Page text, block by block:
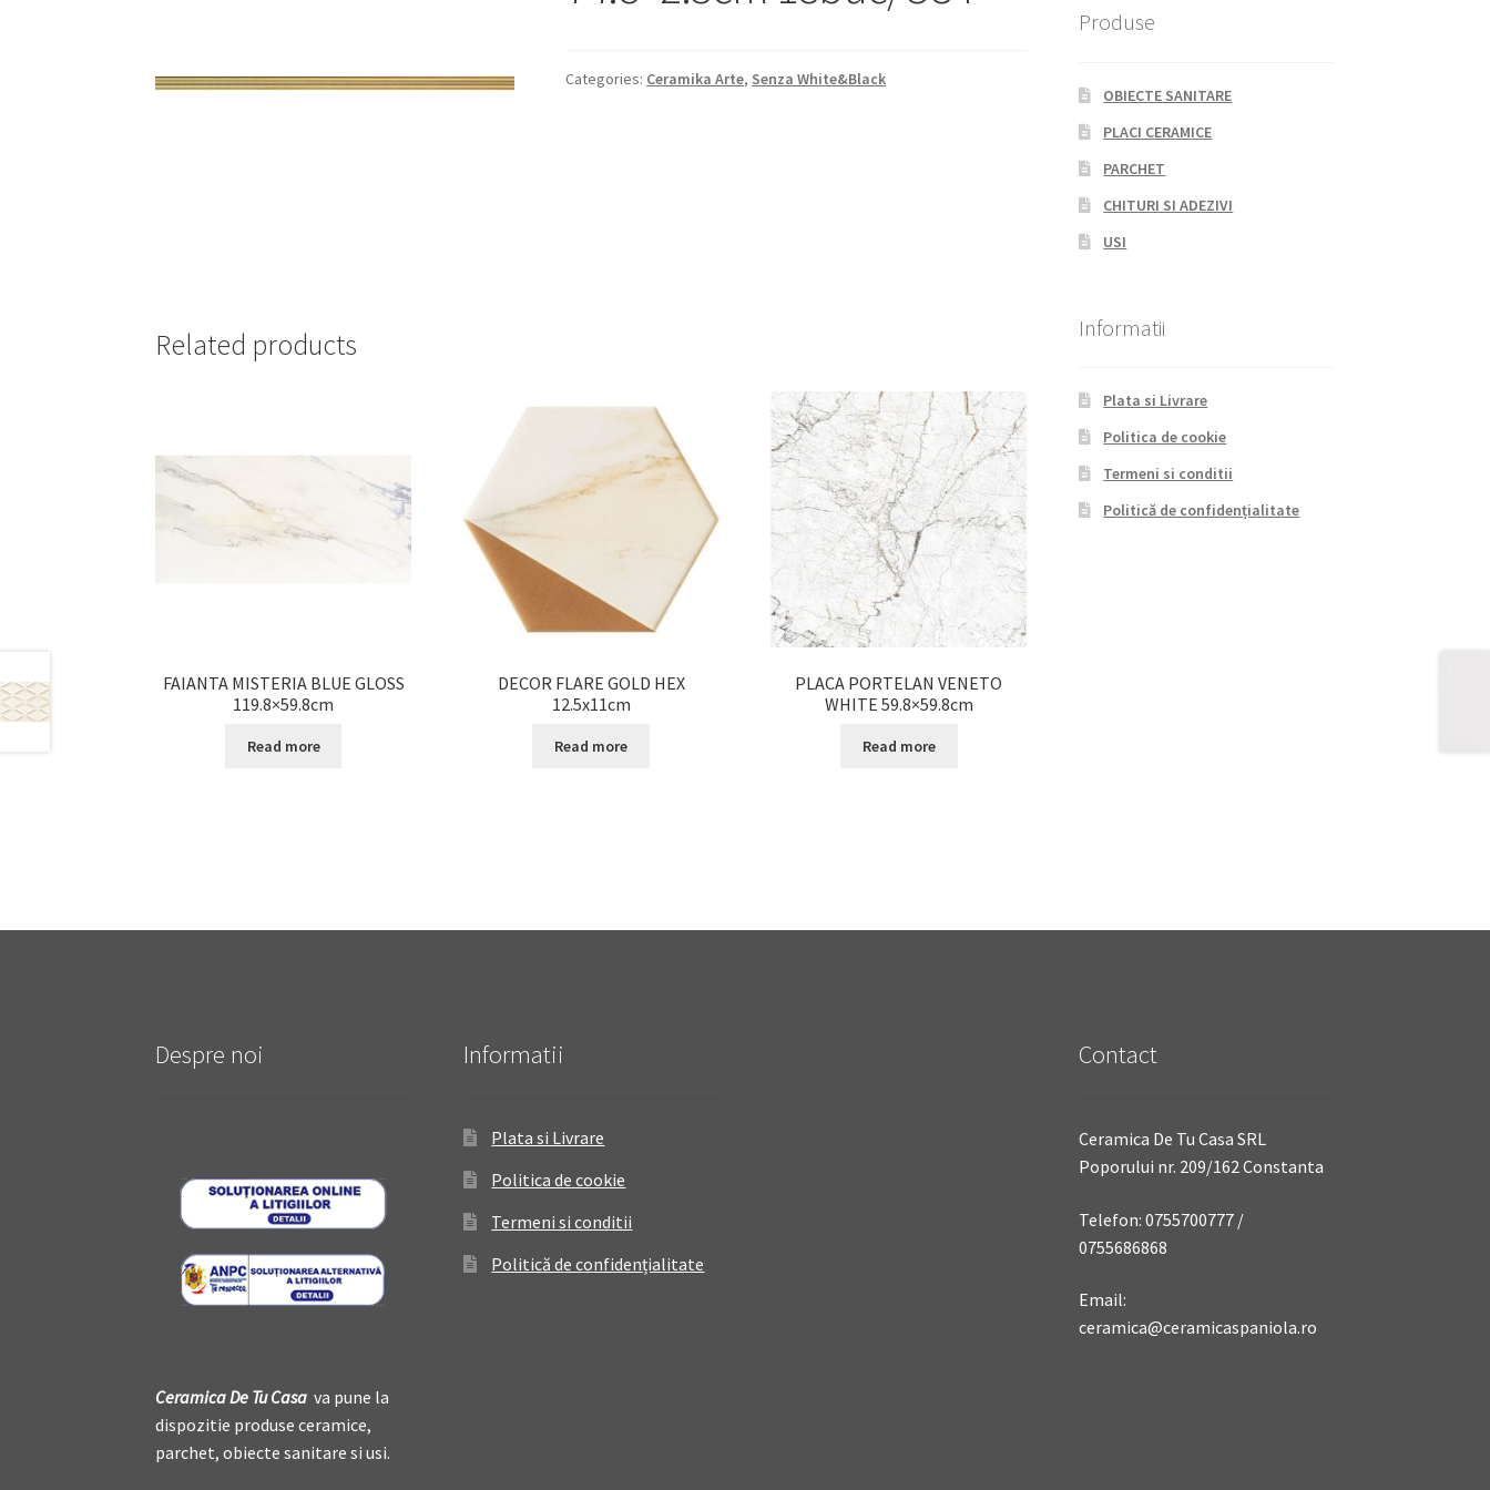
Categories: Ceramika Arte, Senza White&Black
Related products
FAIANTA MISTERIA BLUE GLOSS
119.8×59.8cm
Read more
DECOR FLARE GOLD HEX
12.5x11cm
Read more
PLACA PORTELAN VENETO
WHITE 59.8×59.8cm
Read more
Produse
OBIECTE SANITARE
PLACI CERAMICE
PARCHET
CHITURI SI ADEZIVI
USI
Informatii
Plata si Livrare
Politica de cookie
Termeni si conditii
Politică de confidențialitate
Despre noi
Ceramica De Tu Casa va pune la
dispozitie produse ceramice,
parchet, obiecte sanitare si usi.
Informatii
Plata si Livrare
Politica de cookie
Termeni si conditii
Politică de confidențialitate
Contact
Ceramica De Tu Casa SRL
Poporului nr. 209/162 Constanta
Telefon: 0755700777 /
0755686868
Email:
ceramica@ceramicaspaniola.ro